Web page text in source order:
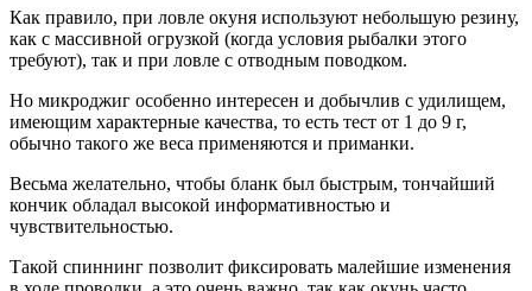
Как правило, при ловле окуня используют небольшую резину,
как с массивной огрузкой (когда условия рыбалки этого
требуют), так и при ловле с отводным поводком.
Но микроджиг особенно интересен и добычлив с удилищем,
имеющим характерные качества, то есть тест от 1 до 9 г,
обычно такого же веса применяются и приманки.
Весьма желательно, чтобы бланк был быстрым, тончайший
кончик обладал высокой информативностью и
чувствительностью.
Такой спиннинг позволит фиксировать малейшие изменения